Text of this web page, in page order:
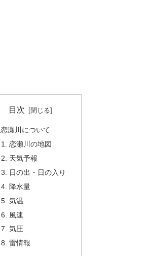
目次
恋瀬川について
恋瀬川の地図
天気予報
日の出・日の入り
降水量
気温
風速
気圧
雷情報